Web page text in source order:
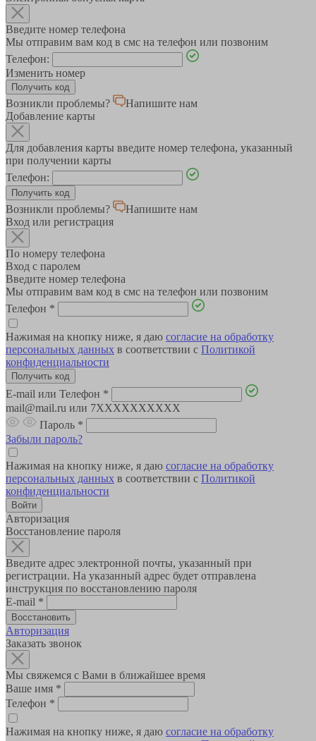
Введите номер телефона
Мы отправим вам код в смс на телефон или позвоним
Телефон:
Изменить номер
Возникли проблемы?
Напишите нам
Добавление карты
Для добавления карты введите номер телефона, указанный
при получении карты
Телефон:
Возникли проблемы?
Напишите нам
Вход или регистрация
По номеру телефона
Вход с паролем
Введите номер телефона
Мы отправим вам код в смс на телефон или позвоним
Телефон *
Нажимая на кнопку ниже, я даю согласие на обработку
персональных данных в соответствии с Политикой
конфиденциальности
E-mail или Телефон *
mail@mail.ru или 7XXXXXXXXXX
Пароль *
Забыли пароль?
Нажимая на кнопку ниже, я даю согласие на обработку
персональных данных в соответствии с Политикой
конфиденциальности
Авторизация
Восстановление пароля
Введите адрес электронной почты, указанный при
регистрации. На указанный адрес будет отправлена
инструкция по восстановлению пароля
E-mail *
Авторизация
Заказать звонок
Мы свяжемся с Вами в ближайшее время
Ваше имя *
Телефон *
Нажимая на кнопку ниже, я даю согласие на обработку